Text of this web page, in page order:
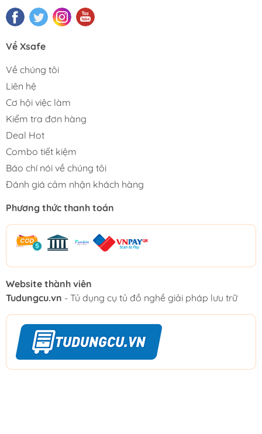
Về Xsafe
Về chúng tôi
Liên hệ
Cơ hội việc làm
Kiểm tra đơn hàng
Deal Hot
Combo tiết kiệm
Báo chí nói về chúng tôi
Đánh giá cảm nhận khách hàng
Phương thức thanh toán
Website thành viên
Tudungcu.vn - Tủ dụng cụ tủ đồ nghề giải pháp lưu trữ